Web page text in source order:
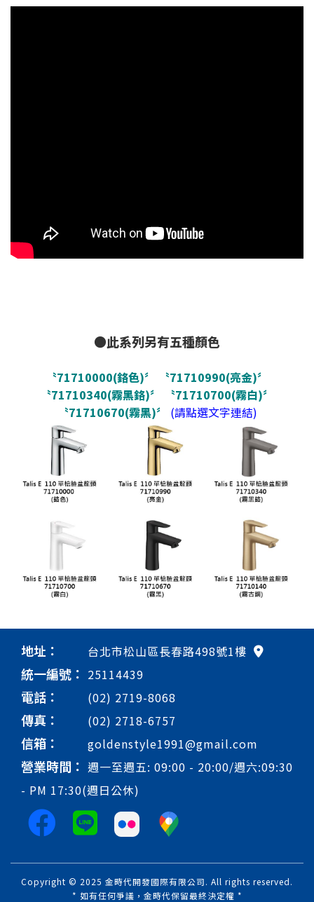
●此系列另有五種顏色
〝71710000(鉻色)〞
〝71710990(亮金)〞
〝71710340(霧黑鉻)〞
〝71710700(霧白)〞
〝71710670(霧黑)〞
(請點選文字連結)
地址： 台北市松山區長春路498號1樓
統一編號： 25114439
電話： (02) 2719-8068
傳真： (02) 2718-6757
信箱： goldenstyle1991@gmail.com
營業時間： 週一至週五: 09:00 - 20:00/週六:09:30
- PM 17:30(週日公休)
Copyright © 2025 金時代開發國際有限公司. All rights reserved.
* 如有任何爭議，金時代保留最終決定權 *